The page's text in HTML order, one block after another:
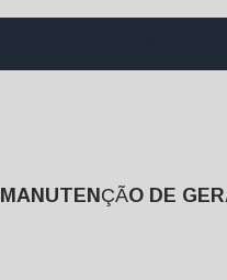
MANUTENÇÃO DE